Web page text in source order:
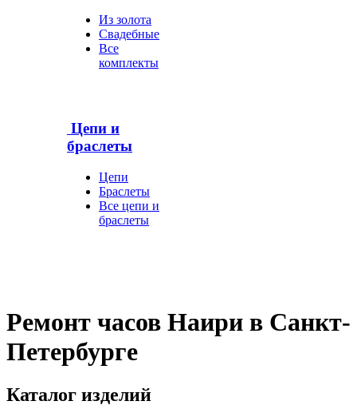
Из золота
Свадебные
Все
комплекты
Цепи и
браслеты
Цепи
Браслеты
Все цепи и
браслеты
Ремонт часов Наири в Санкт-
Петербурге
Каталог изделий